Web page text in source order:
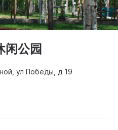
公园
ул Победы, д 19